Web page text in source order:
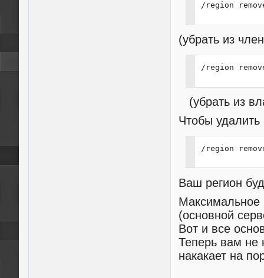
/region
(убрать из
/region
(убрать из
Чтобы удалить
/region
Ваш регион
Максимальное
(основной
Вот и все
Теперь вам не
накакает на